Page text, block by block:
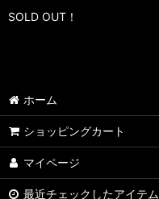
SOLD OUT！
ホーム
ショッピングカート
マイページ
最近チェックしたアイテム